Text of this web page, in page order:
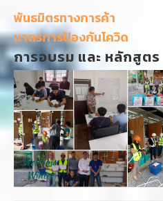
พันธมิตรทางการค้า
มาตรการป้องกันโควิด
การอบรม และ หลักสูตร